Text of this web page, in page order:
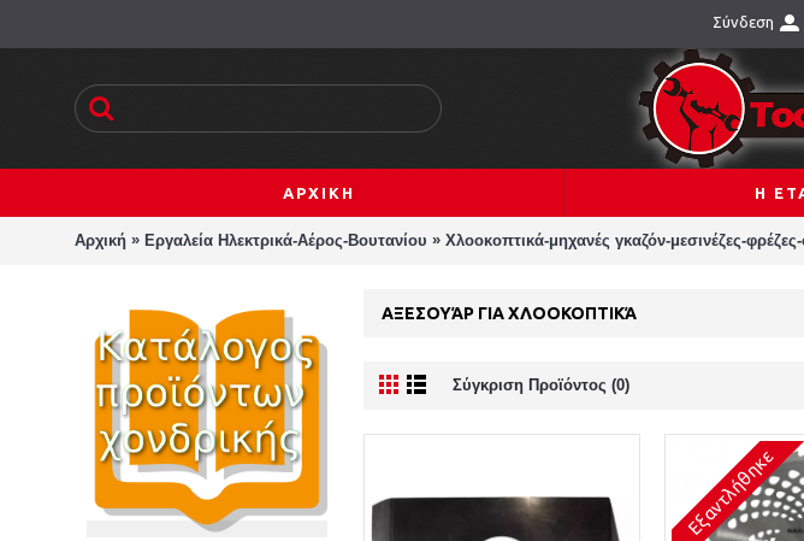
Σύνδεση
ΑΡΧΙΚΗ Η
Αρχική » Εργαλεία Ηλεκτρικά-Αέρος-Βουτανίου » Χλοοκοπτικά-μηχανές γκαζόν-μεσινέζες-
ΑΞΕΣΟΥΆΡ ΓΙΑ ΧΛΟΟΚΟΠΤΙΚΆ
Σύγκριση Προϊόντος (0)
Εξαντλήθηκε